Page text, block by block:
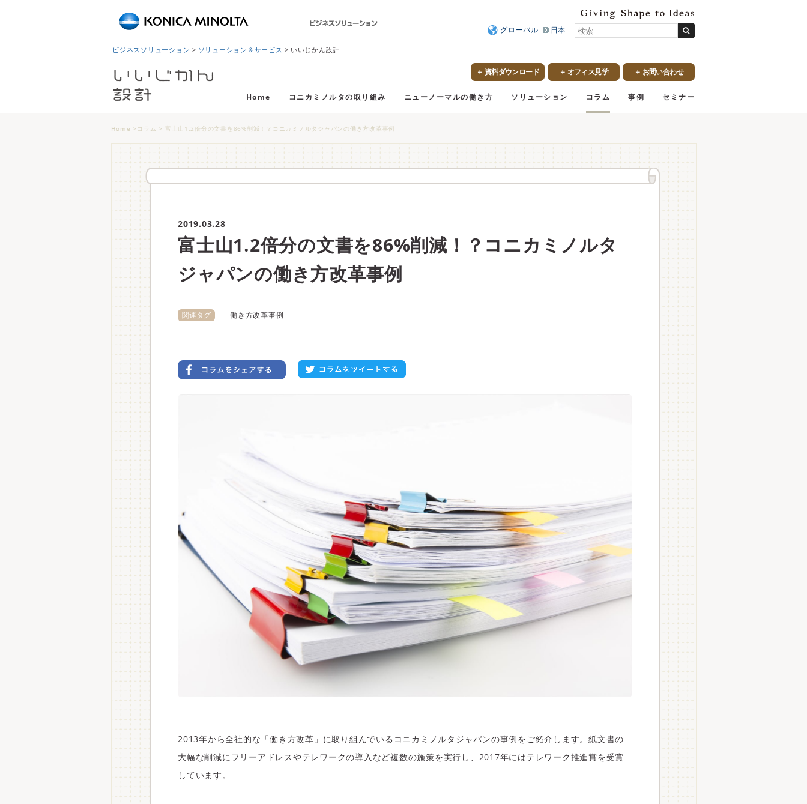
グローバル 日本
ビジネスソリューション ソリューション＆サービス いいじかん設計
Home コニカミノルタの取り組み ニューノーマルの働き方 ソリューション コラム 事例 セミナー
＋ 資料ダウンロード ＋ オフィス見学 ＋ お問い合わせ
Home > コラム > 富士山1.2倍分の文書を86%削減！？コニカミノルタジャパンの働き方改革事例
2019.03.28
富士山1.2倍分の文書を86%削減！？コニカミノルタ
ジャパンの働き方改革事例
関連タグ 働き方改革事例
2013年から全社的な「働き方改革」に取り組んでいるコニカミノルタジャパンの事例をご紹介します。紙文書の
大幅な削減にフリーアドレスやテレワークの導入など複数の施策を実行し、2017年にはテレワーク推進賞を受賞
しています。